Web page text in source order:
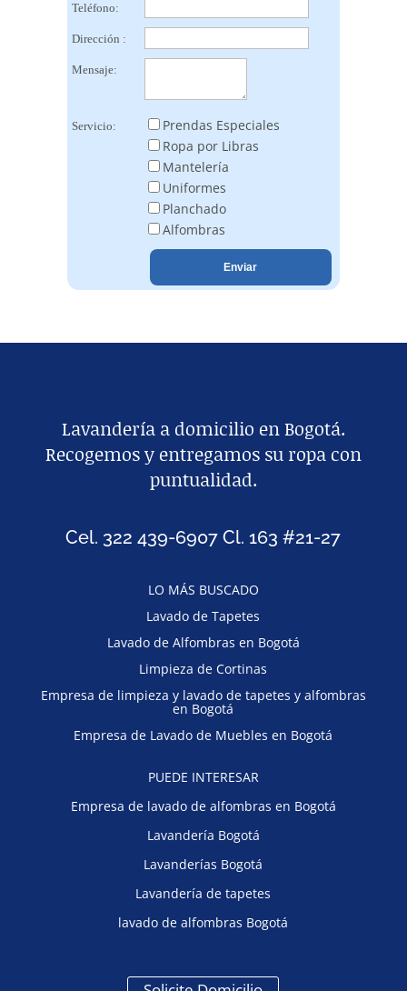
Teléfono:
Dirección :
Mensaje:
Servicio:
Prendas Especiales
Ropa por Libras
Mantelería
Uniformes
Planchado
Alfombras
Lavandería a domicilio en Bogotá.
Recogemos y entregamos su ropa con
puntualidad.
Cel. 322 439-6907 Cl. 163 #21-27
LO MÁS BUSCADO
Lavado de Tapetes
Lavado de Alfombras en Bogotá
Limpieza de Cortinas
Empresa de limpieza y lavado de tapetes y alfombras
en Bogotá
Empresa de Lavado de Muebles en Bogotá
PUEDE INTERESAR
Empresa de lavado de alfombras en Bogotá
Lavandería Bogotá
Lavanderías Bogotá
Lavandería de tapetes
lavado de alfombras Bogotá